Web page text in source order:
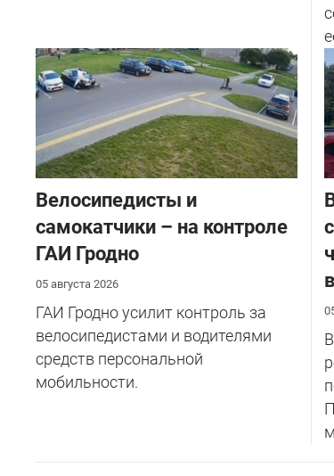
Велосипедисты и
самокатчики – на контроле
ГАИ Гродно
05 августа 2026
ГАИ Гродно усилит контроль за
велосипедистами и водителями
средств персональной
мобильности.